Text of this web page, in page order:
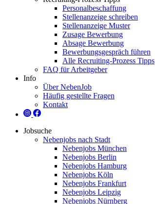
Personalbeschaffung
Stellenanzeige schreiben
Stellenanzeige Muster
Zusage Bewerbung
Absage Bewerbung
Bewerbungsgespräch führen
Alle Recruiting-Prozess Tipps
FAQ für Arbeitgeber
Info
Über NebenJob
Häufig gestellte Fragen
Kontakt
Jobsuche
Nebenjobs nach Stadt
Nebenjobs München
Nebenjobs Berlin
Nebenjobs Hamburg
Nebenjobs Köln
Nebenjobs Frankfurt
Nebenjobs Leipzig
Nebenjobs Nürnberg